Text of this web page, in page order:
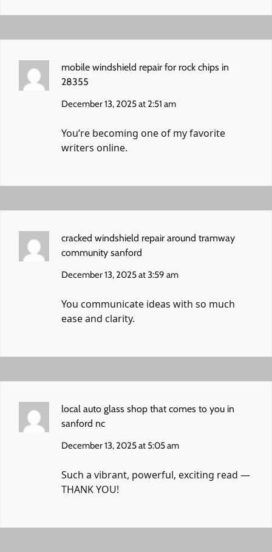
mobile windshield repair for rock chips in
28355
December 13, 2025 at 2:51 am
You’re becoming one of my favorite
writers online.
cracked windshield repair around tramway
community sanford
December 13, 2025 at 3:59 am
You communicate ideas with so much
ease and clarity.
local auto glass shop that comes to you in
sanford nc
December 13, 2025 at 5:05 am
Such a vibrant, powerful, exciting read —
THANK YOU!